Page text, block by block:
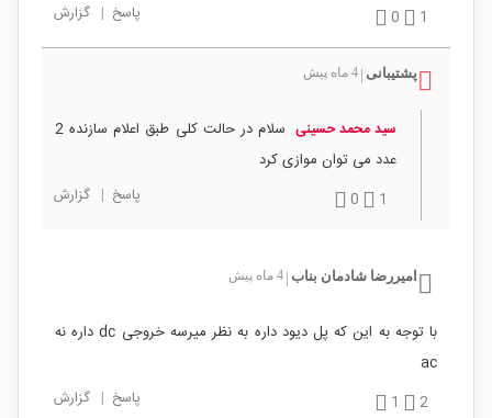
1
0 پاسخ | گزارش
پشتیبانی | 4 ماه پیش
سید محمد حسینی
سلام در حالت کلی طبق اعلام سازنده 2
عدد می توان موازی کرد
1
0 پاسخ | گزارش
امیررضا شادمان بناب | 4 ماه پیش
با توجه به این که پل دیود داره به نظر میرسه خروجی dc داره نه
ac
2
1 پاسخ | گزارش